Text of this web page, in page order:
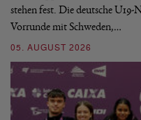
stehen fest. Die deutsche
Vorrunde mit Schweden,…
05. AUGUST 2026